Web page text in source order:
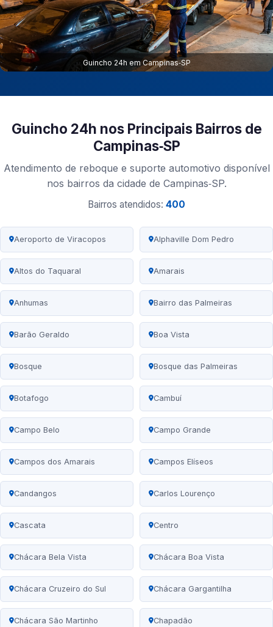
Guincho 24h em Campinas‑SP
Guincho 24h nos Principais Bairros de
Campinas‑SP
Atendimento de reboque e suporte automotivo disponível
nos bairros da cidade de Campinas‑SP.
Bairros atendidos: 400
Aeroporto de Viracopos Alphaville Dom Pedro
Altos do Taquaral Amarais
Anhumas Bairro das Palmeiras
Barão Geraldo Boa Vista
Bosque Bosque das Palmeiras
Botafogo Cambuí
Campo Belo Campo Grande
Campos dos Amarais Campos Elíseos
Candangos Carlos Lourenço
Cascata Centro
Chácara Bela Vista Chácara Boa Vista
Chácara Cruzeiro do Sul Chácara Gargantilha
Chácara São Martinho Chapadão